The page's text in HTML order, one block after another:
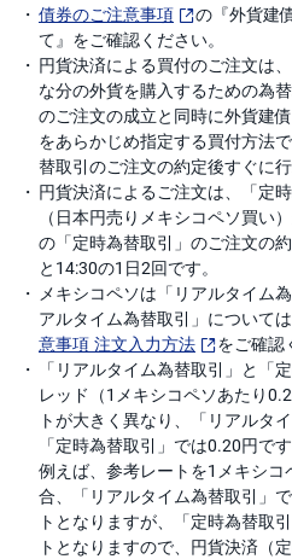
債券のご注意事項
の『外貨建
て』をご確認ください。
円貨決済による買付のご注文は
な分の外貨を購入するための為
のご注文の成立と同時に外貨建
をあらかじめ指定する買付方法
替取引のご注文の約定後すぐに行
円貨決済によるご注文は、「定
（日本円売りメキシコペソ買い
の「定時為替取引」のご注文の
と14:30の1日2回です。
メキシコペソは「リアルタイム
アルタイム為替取引」については
意事項 注文入力方法
をご確認
「リアルタイム為替取引」と「
レッド（1メキシコペソあたり
トが大きく異なり、「リアルタ
「定時為替取引」では0.20円です
例えば、参考レートを1メキシ
合、「リアルタイム為替取引」
トとなりますが、「定時為替取
トとなりますので、円貨決済（